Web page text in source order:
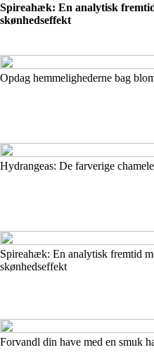
Spireahæk: En analytisk
skønhedseffekt
Opdag hemmelighederne bag
Hydrangeas: De farverige
Spireahæk: En analytisk fremtid
skønhedseffekt
Forvandl din have med en smuk